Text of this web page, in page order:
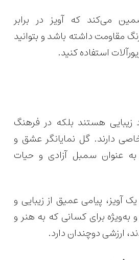
می‌کند که آویز در برابر
مقاومت داشته باشد و بتوانید
استفاده کنید.
زیبایی هستند بلکه در فرهنگ
خاصی دارند. گل نمایانگر عشق و
عنوان سمبل آزادی و حیات
آویز، پیامی عمیق از زیبایی و
برای کسانی که به هنر و
ارزشی دوچندان دارد.